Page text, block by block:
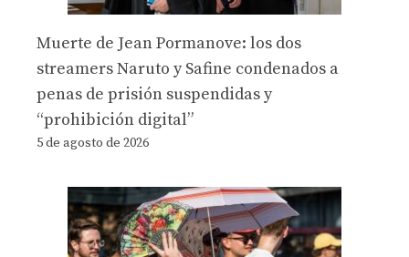
Muerte de Jean Pormanove: los dos
streamers Naruto y Safine condenados a
penas de prisión suspendidas y
“prohibición digital”
5 de agosto de 2026